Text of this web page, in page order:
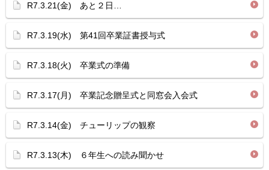
R7.3.21(金) あと２日…
R7.3.19(水) 第41回卒業証書授与式
R7.3.18(火) 卒業式の準備
R7.3.17(月) 卒業記念贈呈式と同窓会入会式
R7.3.14(金) チューリップの観察
R7.3.13(木) ６年生への読み聞かせ